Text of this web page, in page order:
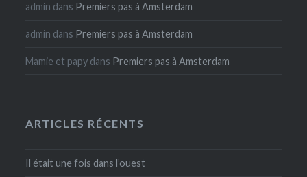
admin dans Premiers pas à Amsterdam
admin dans Premiers pas à Amsterdam
Mamie et papy dans Premiers pas à Amsterdam
ARTICLES RÉCENTS
Il était une fois dans l’ouest